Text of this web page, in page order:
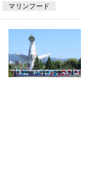
マリンフード